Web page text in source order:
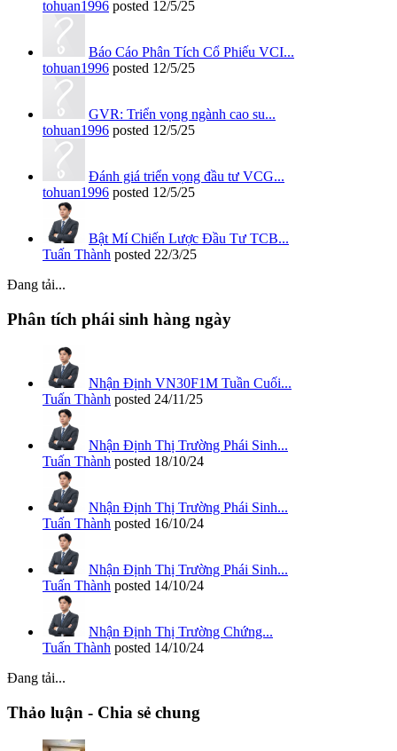
tohuan1996 posted 12/5/25
Báo Cáo Phân Tích Cổ Phiếu VCI...
tohuan1996 posted 12/5/25
GVR: Triển vọng ngành cao su...
tohuan1996 posted 12/5/25
Đánh giá triển vọng đầu tư VCG...
tohuan1996 posted 12/5/25
Bật Mí Chiến Lược Đầu Tư TCB...
Tuấn Thành posted 22/3/25
Đang tải...
Phân tích phái sinh hàng ngày
Nhận Định VN30F1M Tuần Cuối...
Tuấn Thành posted 24/11/25
Nhận Định Thị Trường Phái Sinh...
Tuấn Thành posted 18/10/24
Nhận Định Thị Trường Phái Sinh...
Tuấn Thành posted 16/10/24
Nhận Định Thị Trường Phái Sinh...
Tuấn Thành posted 14/10/24
Nhận Định Thị Trường Chứng...
Tuấn Thành posted 14/10/24
Đang tải...
Thảo luận - Chia sẻ chung